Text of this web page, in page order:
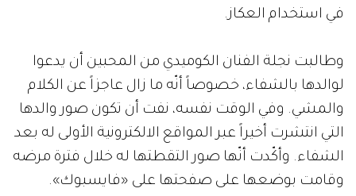
في استخدام العكاز.
وطالبت نجلة الفنان الكوميدي من المحبين أن يدعوا
لوالدها بالشفاء، خصوصاً أنّه ما زال عاجزاً عن الكلام
والمشي. وفي الوقت نفسه، نفت أن تكون صور والدها
التي انتشرت أخيراً عبر المواقع الالكترونية الأولى له بعد
الشفاء. وأكّدت أنّها صور التقطتها له خلال فترة مرضه
وقامت بوضعها على صفحتها على «فايسبوك».